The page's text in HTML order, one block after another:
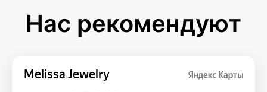
Нас рекомендуют